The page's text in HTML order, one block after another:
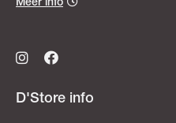
D'Store info
Meer info